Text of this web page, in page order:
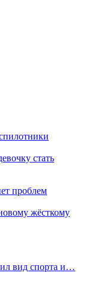
стать
проблем
жёсткому
вид спорта и…